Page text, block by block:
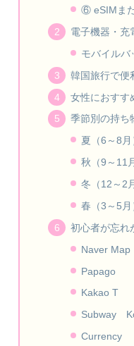
⑥ eSIMま
電子機器・充
モバイルバ
韓国旅行で便
女性におすす
季節別の持ち
夏（6～8月
秋（9～11
冬（12～2
春（3～5月
初心者が忘れ
Naver Map
Papago
Kakao T
Subway
Currency